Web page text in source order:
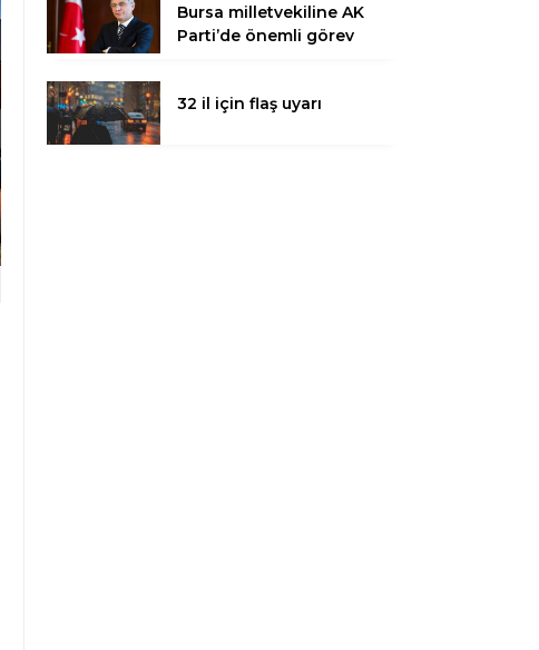
Bursa milletvekiline AK
Parti’de önemli görev
32 il için flaş uyarı